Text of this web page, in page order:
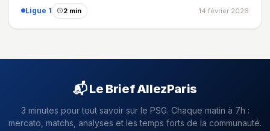
Ligue 1 2 min 14 février 2026
📬 Le Brief AllezParis
3 minutes pour tout savoir sur le PSG. Chaque matin à 7h :
mercato, matchs, analyses et les temps forts de la communauté.